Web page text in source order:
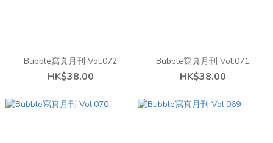
Bubble寫真月刊 Vol.072
HK$38.00
Bubble寫真月刊 Vol.071
HK$38.00